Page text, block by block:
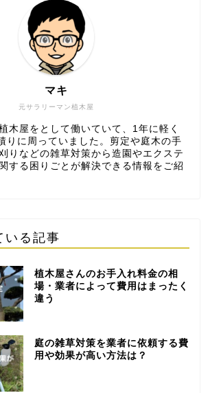
元サラリーマン植木屋
マキ
木屋をとして働いていて、1年に軽く
りに周っていました。剪定や庭木の手
りなどの雑草対策から造園やエクステ
する困りごとが解決できる情報をご紹
いる記事
植木屋さんのお手入れ料金の相
場・業者によって費用はまったく
違う
庭の雑草対策を業者に依頼する費
用や効果が高い方法は？